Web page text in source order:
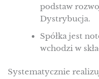
podstaw
Dystrybucja.
Spółka jest
wchodzi w
Systematycznie